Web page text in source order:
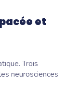
et
Trois
neurosciences